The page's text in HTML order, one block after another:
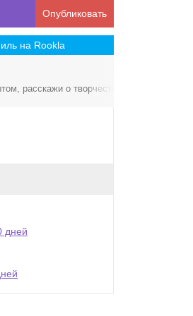
Опубликовать
на Rookla
расскажи о творчестве!
дней